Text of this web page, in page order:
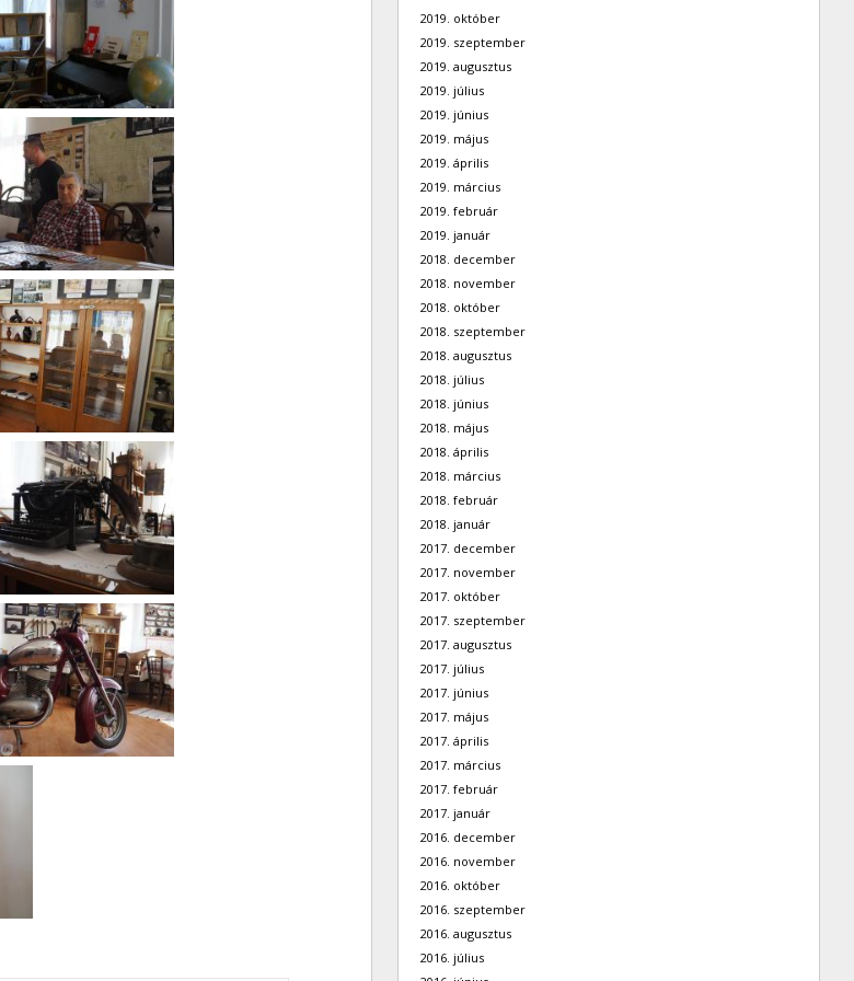
2019. október
2019. szeptember
2019. augusztus
2019. július
2019. június
2019. május
2019. április
2019. március
2019. február
2019. január
2018. december
2018. november
2018. október
2018. szeptember
2018. augusztus
2018. július
2018. június
2018. május
2018. április
2018. március
2018. február
2018. január
2017. december
2017. november
2017. október
2017. szeptember
2017. augusztus
2017. július
2017. június
2017. május
2017. április
2017. március
2017. február
2017. január
2016. december
2016. november
2016. október
2016. szeptember
2016. augusztus
2016. július